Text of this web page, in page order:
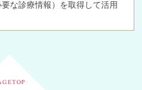
な診療情報）を取得して活用